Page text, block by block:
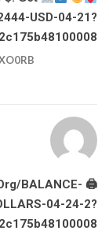
USD-04-21?
BALANCE-
04-24-2?